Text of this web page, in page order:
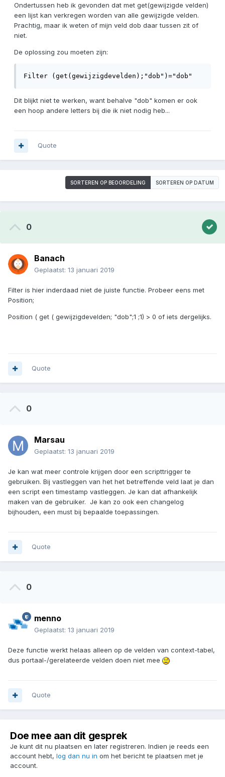
Ondertussen heb ik gevonden dat met get(gewijzigde velden)
een lijst kan verkregen worden van alle gewijzigde velden.
Prachtig, maar ik weten of mijn veld dob daar tussen zit of
niet.
De oplossing zou moeten zijn:
Filter (get(gewijzigdevelden);"dob")="dob"
Dit blijkt niet te werken, want behalve "dob" komen er ook
een hoop andere letters bij die ik niet nodig heb...
Quote
SORTEREN OP BEOORDELING SORTEREN OP DATUM
0
Banach
Geplaatst: 13 januari 2019
Filter is hier inderdaad niet de juiste functie. Probeer eens met
Position;
Position ( get ( gewijzigdevelden; "dob";1 ;1) > 0 of iets dergelijks.
Quote
0
Marsau
Geplaatst: 13 januari 2019
Je kan wat meer controle krijgen door een scripttrigger te
gebruiken. Bij vastleggen van het het betreffende veld laat je dan
een script een timestamp vastleggen. Je kan dat afhankelijk
maken van de gebruiker. Je kan zo ook een changelog
bijhouden, een must bij bepaalde toepassingen.
Quote
0
menno
Geplaatst: 13 januari 2019
Deze functie werkt helaas alleen op de velden van context-tabel,
dus portaal-/gerelateerde velden doen niet mee
Quote
Doe mee aan dit gesprek
Je kunt dit nu plaatsen en later registreren. Indien je reeds een
account hebt, log dan nu in om het bericht te plaatsen met je
account.